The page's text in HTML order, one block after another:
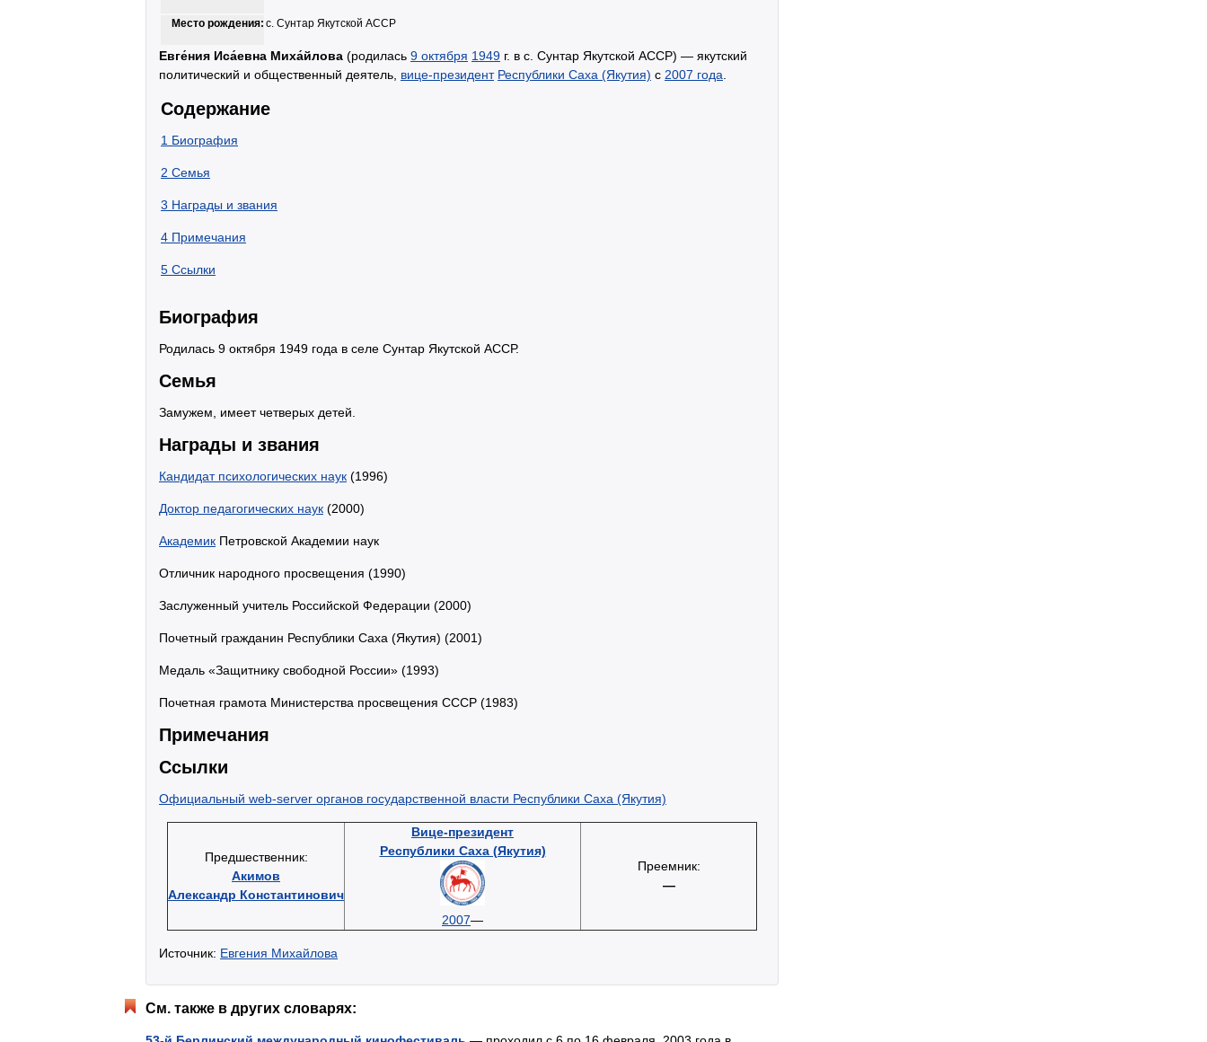
Место рождения: с. Сунтар Якутской АССР
Евге́ния Иса́евна Миха́йлова (родилась 9 октября 1949 г. в с. Сунтар Якутской АССР) — якутский
политический и общественный деятель, вице-президент Республики Саха (Якутия) с 2007 года
Содержание
1 Биография
2 Семья
3 Награды и звания
4 Примечания
5 Ссылки
Биография
Родилась 9 октября 1949 года в селе Сунтар Якутской АССР.
Семья
Замужем, имеет четверых детей.
Награды и звания
Кандидат психологических наук (1996)
Доктор педагогических наук (2000)
Академик Петровской Академии наук
Отличник народного просвещения (1990)
Заслуженный учитель Российской Федерации (2000)
Почетный гражданин Республики Саха (Якутия) (2001)
Медаль «Защитнику свободной России» (1993)
Почетная грамота Министерства просвещения СССР (1983)
Примечания
Ссылки
Официальный web-server органов государственной власти Республики Саха (Якутия)
Предшественник:
Акимов
Александр Константинович
Вице-президент
Республики Саха (Якутия)
2007—
Преемник:
—
Источник: Евгения Михайлова
См. также в других словарях: